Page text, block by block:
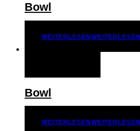
Bowl
WEITERLESENWEITERLESEN
Bowl
WEITERLESENWEITERLESEN